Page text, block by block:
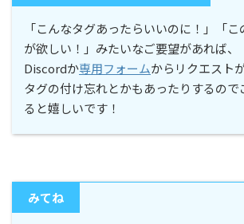
「こんなタグあったらいいのに！」「
が欲しい！」みたいなご要望があれば、
Discordか専用フォームからリクエスト
タグの付け忘れとかもあったりするので
ると嬉しいです！
みてね